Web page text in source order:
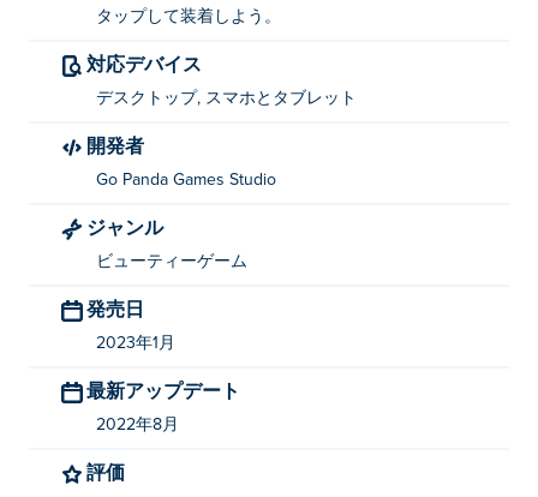
タップして装着しよう。
対応デバイス
デスクトップ, スマホとタブレット
開発者
Go Panda Games Studio
ジャンル
ビューティーゲーム
発売日
2023年1月
最新アップデート
2022年8月
評価